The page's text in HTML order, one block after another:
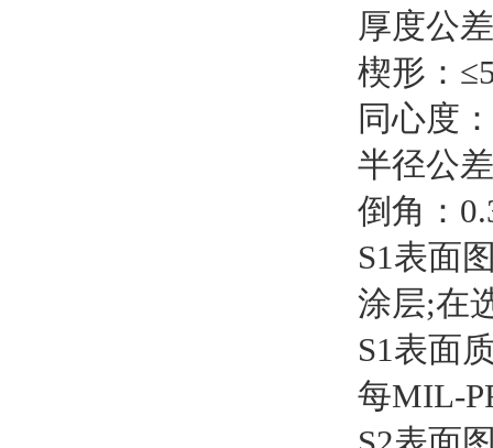
厚度公
楔形：
同心度
半径公
倒角：
S1表面
涂层;在
S1表面
每MIL-